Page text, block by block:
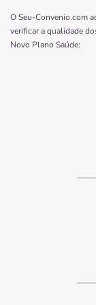
O Seu-Convenio.com
verificar a qualidade
Novo Plano Saúde: